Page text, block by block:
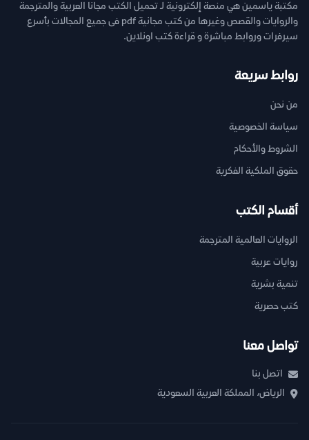
مكتبة ياسمين هي منصة إلكترونية لـ تحميل الكتب مجانا العربية والمترجمة
والروايات والقصص وغيرها من كتب مجانية pdf فى جميع المجالات بأسرع
سيرفرات وروابط مباشرة و قراءة كتب اونلاين.
روابط سريعة
من نحن
سياسة الخصوصية
الشروط والأحكام
حقوق الملكية الفكرية
أقسام الكتب
الروايات العالمية المترجمة
روايات عربية
تنمية بشرية
كتب حصرية
تواصل معنا
اتصل بنا
الرياض، المملكة العربية السعودية